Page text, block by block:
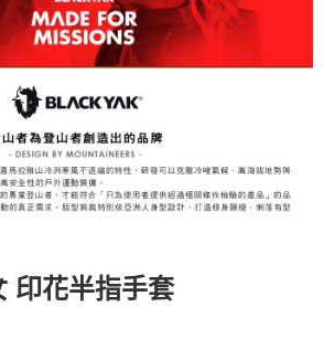
先享後付 」之結帳頁面顯示為準，若有關於
消欲退款等相關疑問，請聯繫「AFTEE先享後付
support/home
限公司提供之「AFTEE先享後付」服務完成之交
內提供個人資料，並將交易相關給付款項請求債
限公司。
，請瀏覽以下網址：
徵得法定代理人或監護人之同意方可使用
經同意申辦者引起之損失，本公司不負相關責
；若仍有額度不足之情形，本公司將視審查結果
含以上)免運費
含以上)免運費
含以上)免運費
印花半指手套